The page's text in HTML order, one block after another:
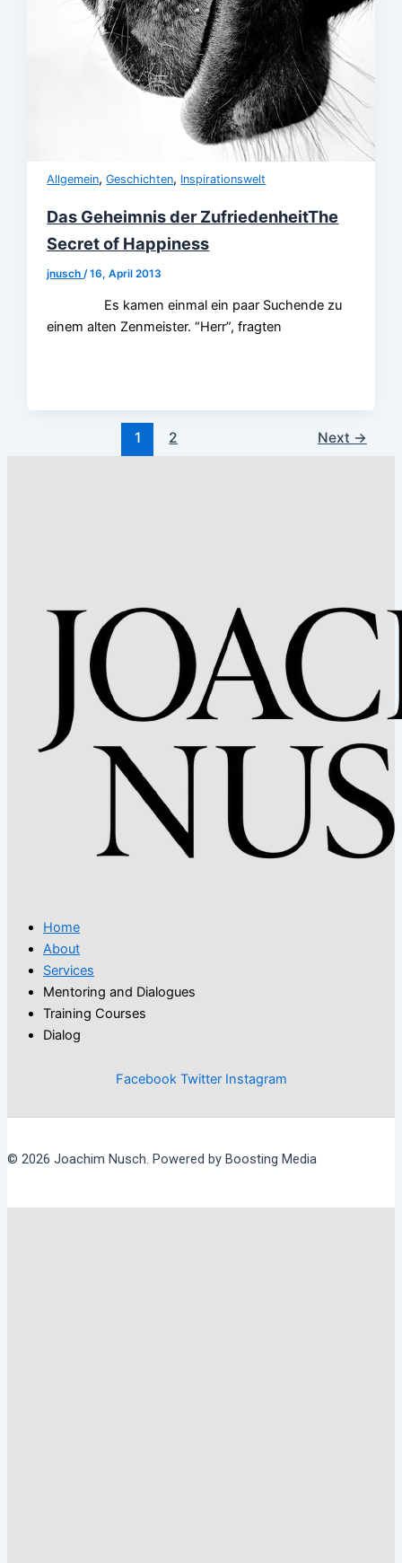
Allgemein,Geschichten, Inspirationswelt
Das Geheimnis der ZufriedenheitThe
Secret of Happiness
jnusch/16, April 2013
Es kamen einmal ein paar Suchende zu
einem alten Zenmeister. “Herr”, fragten
1 2 Next →
Home
About
Services
Mentoring and Dialogues
Training Courses
Dialog
Facebook Twitter Instagram
© 2026 Joachim Nusch. Powered by Boosting Media